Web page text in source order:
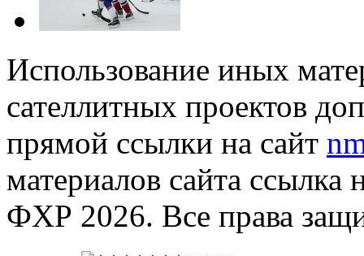
Использование иных
сателлитных проектов
прямой ссылки на сайт
материалов сайта ссылка
ФХР 2026. Все права